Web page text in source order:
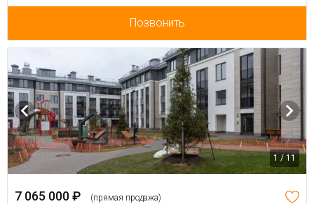
Позвонить
1 / 11
7 065 000 ₽ (прямая продажа)